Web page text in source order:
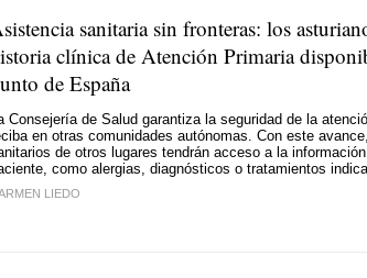
sanitaria sin fronteras: los
clínica de Atención Primaria
de España
Consejería de Salud garantiza la seguridad de la
en otras comunidades autónomas. Con este
de otros lugares tendrán acceso a la
como alergias, diagnósticos o tratamientos
LIEDO